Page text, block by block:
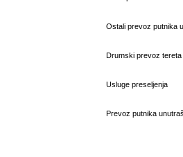
Ostali prevoz putnika
Drumski prevoz tereta
Usluge preseljenja
Prevoz putnika